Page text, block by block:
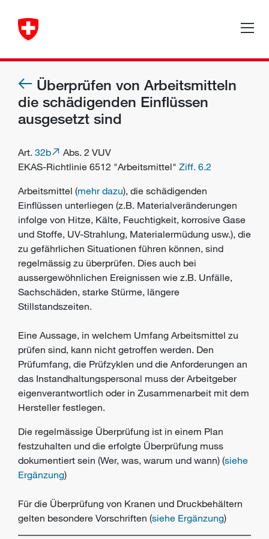
Überprüfen von Arbeitsmitteln
die schädigenden Einflüssen
ausgesetzt sind
Art. 32b
Abs. 2 VUV
EKAS-Richtlinie 6512 "Arbeitsmittel" Ziff. 6.2
Arbeitsmittel (mehr dazu), die schädigenden
Einflüssen unterliegen (z.B. Materialveränderungen
infolge von Hitze, Kälte, Feuchtigkeit, korrosive Gase
und Stoffe, UV-Strahlung, Materialermüdung usw.), die
zu gefährlichen Situationen führen können, sind
regelmässig zu überprüfen. Dies auch bei
aussergewöhnlichen Ereignissen wie z.B. Unfälle,
Sachschäden, starke Stürme, längere
Stillstandszeiten.
Eine Aussage, in welchem Umfang Arbeitsmittel zu
prüfen sind, kann nicht getroffen werden. Den
Prüfumfang, die Prüfzyklen und die Anforderungen an
das Instandhaltungspersonal muss der Arbeitgeber
eigenverantwortlich oder in Zusammenarbeit mit dem
Hersteller festlegen.
Die regelmässige Überprüfung ist in einem Plan
festzuhalten und die erfolgte Überprüfung muss
dokumentiert sein (Wer, was, warum und wann) (siehe
Ergänzung)
Für die Überprüfung von Kranen und Druckbehältern
gelten besondere Vorschriften (siehe Ergänzung)